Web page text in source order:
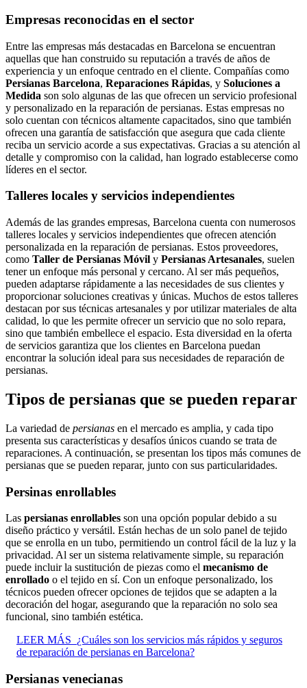
Empresas reconocidas en el sector
Entre las empresas más destacadas en Barcelona se encuentran
aquellas que han construido su reputación a través de años de
experiencia y un enfoque centrado en el cliente. Compañías como
Persianas Barcelona, Reparaciones Rápidas, y Soluciones a
Medida son solo algunas de las que ofrecen un servicio profesional
y personalizado en la reparación de persianas. Estas empresas no
solo cuentan con técnicos altamente capacitados, sino que también
ofrecen una garantía de satisfacción que asegura que cada cliente
reciba un servicio acorde a sus expectativas. Gracias a su atención al
detalle y compromiso con la calidad, han logrado establecerse como
líderes en el sector.
Talleres locales y servicios independientes
Además de las grandes empresas, Barcelona cuenta con numerosos
talleres locales y servicios independientes que ofrecen atención
personalizada en la reparación de persianas. Estos proveedores,
como Taller de Persianas Móvil y Persianas Artesanales, suelen
tener un enfoque más personal y cercano. Al ser más pequeños,
pueden adaptarse rápidamente a las necesidades de sus clientes y
proporcionar soluciones creativas y únicas. Muchos de estos talleres
destacan por sus técnicas artesanales y por utilizar materiales de alta
calidad, lo que les permite ofrecer un servicio que no solo repara,
sino que también embellece el espacio. Esta diversidad en la oferta
de servicios garantiza que los clientes en Barcelona puedan
encontrar la solución ideal para sus necesidades de reparación de
persianas.
Tipos de persianas que se pueden reparar
La variedad de persianas en el mercado es amplia, y cada tipo
presenta sus características y desafíos únicos cuando se trata de
reparaciones. A continuación, se presentan los tipos más comunes de
persianas que se pueden reparar, junto con sus particularidades.
Persinas enrollables
Las persianas enrollables son una opción popular debido a su
diseño práctico y versátil. Están hechas de un solo panel de tejido
que se enrolla en un tubo, permitiendo un control fácil de la luz y la
privacidad. Al ser un sistema relativamente simple, su reparación
puede incluir la sustitución de piezas como el mecanismo de
enrollado o el tejido en sí. Con un enfoque personalizado, los
técnicos pueden ofrecer opciones de tejidos que se adapten a la
decoración del hogar, asegurando que la reparación no solo sea
funcional, sino también estética.
LEER MÁS ¿Cuáles son los servicios más rápidos y seguros
de reparación de persianas en Barcelona?
Persianas venecianas